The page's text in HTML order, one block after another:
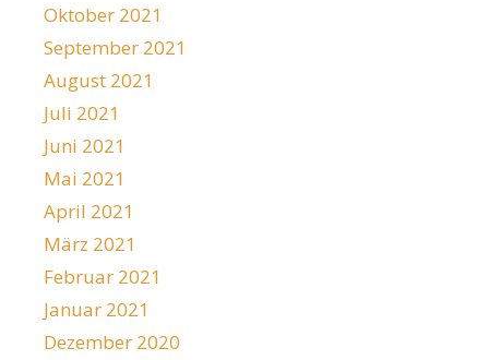
Oktober 2021
September 2021
August 2021
Juli 2021
Juni 2021
Mai 2021
April 2021
März 2021
Februar 2021
Januar 2021
Dezember 2020